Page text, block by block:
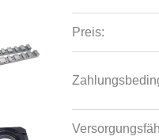
Preis: